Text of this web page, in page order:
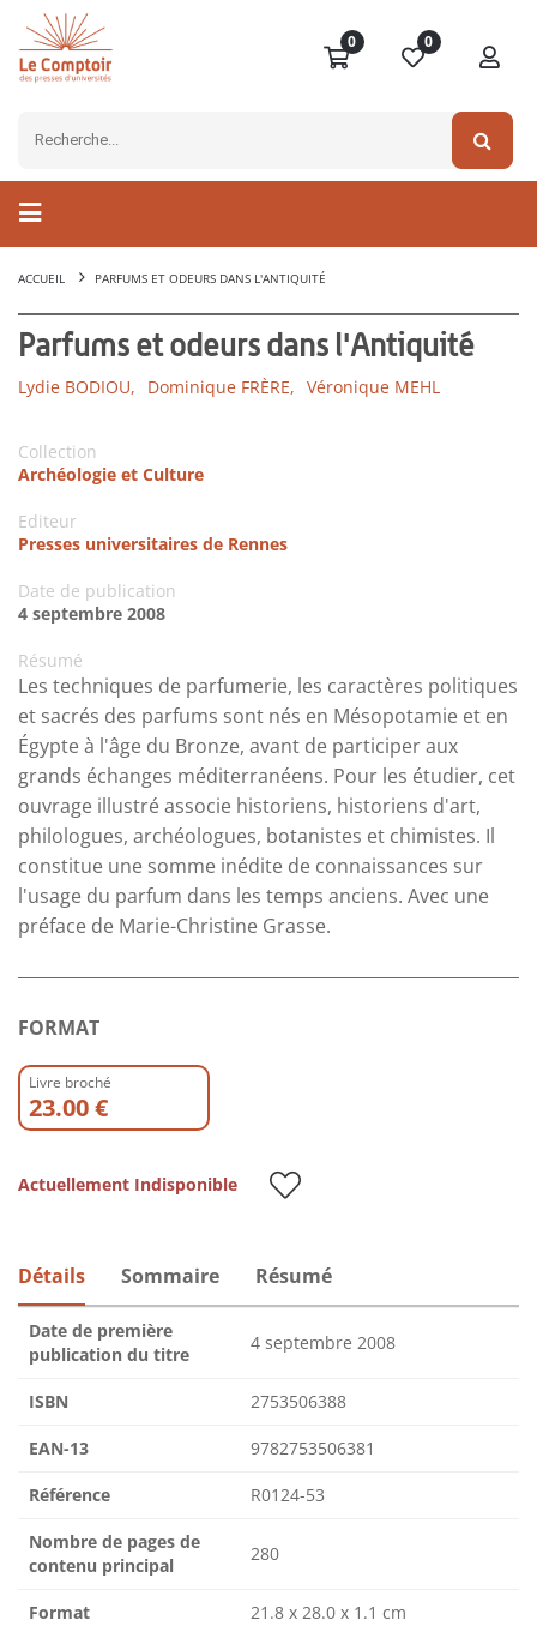
0 0
ACCUEIL PARFUMS ET ODEURS DANS L'ANTIQUITÉ
Parfums et odeurs dans l'Antiquité
Lydie BODIOU, Dominique FRÈRE, Véronique MEHL
Collection
Archéologie et Culture
Editeur
Presses universitaires de Rennes
Date de publication
4 septembre 2008
Résumé
Les techniques de parfumerie, les caractères politiques
et sacrés des parfums sont nés en Mésopotamie et en
Égypte à l'âge du Bronze, avant de participer aux
grands échanges méditerranéens. Pour les étudier, cet
ouvrage illustré associe historiens, historiens d'art,
philologues, archéologues, botanistes et chimistes. Il
constitue une somme inédite de connaissances sur
l'usage du parfum dans les temps anciens. Avec une
préface de Marie-Christine Grasse.
FORMAT
Livre broché
23.00 €
Actuellement Indisponible
Détails Sommaire Résumé
Date de première
publication du titre
4 septembre 2008
ISBN 2753506388
EAN-13 9782753506381
Référence R0124-53
Nombre de pages de
contenu principal
280
Format 21.8 x 28.0 x 1.1 cm